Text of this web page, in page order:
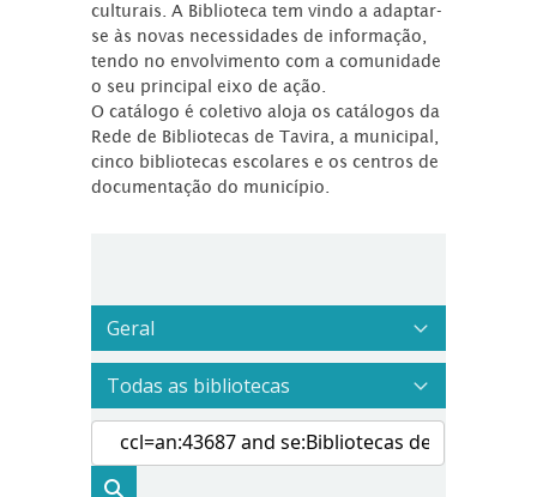
culturais. A Biblioteca tem vindo a adaptar-
se às novas necessidades de informação,
tendo no envolvimento com a comunidade
o seu principal eixo de ação.
O catálogo é coletivo aloja os catálogos da
Rede de Bibliotecas de Tavira, a municipal,
cinco bibliotecas escolares e os centros de
documentação do município.